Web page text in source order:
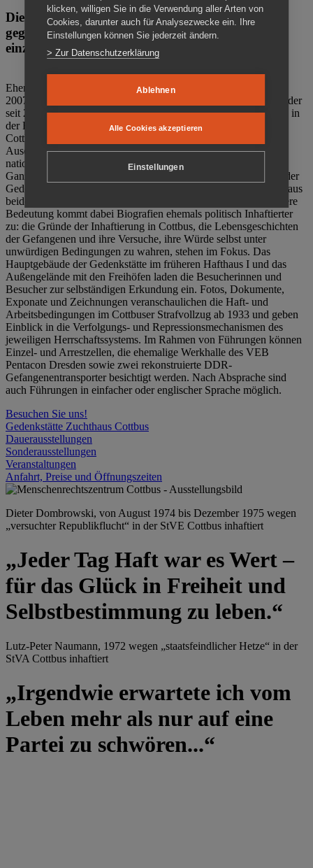
Die Gedenkstätte Zuchthaus Cottbus ist ein Ort
gegen das Vergessen. Anschaulich, nah und
einzigartig.
Ehemalige politische Häftlinge der DDR gründeten im Oktober
2007 den Verein Menschenrechtszentrum Cottbus e. V. (MRZ), der
seit 2011 Eigentümer des ehemaligen Gefängnisses (1860-2002) in
der Bautzener Straße und Träger der Gedenkstätte Zuchthaus
Cottbus ist. Im Zentrum der Arbeit der Gedenkstätte steht die
Auseinandersetzung mit politischem Unrecht während der
nationalsozialistischen Terrorherrschaft und der SED-Diktatur.
Ganzjährig zeigen mehrere Dauer- und Sonderausstellungen in der
Gedenkstätte Zuchthaus Cottbus Beispiele politischen Unrechts aus
beiden deutschen Diktaturen des 20. Jahrhunderts. Eine besondere
Bedeutung kommt dabei Biografien ehemals politisch Inhaftierter
zu: die Gründe der Inhaftierung in Cottbus, die Lebensgeschichten
der Gefangenen und ihre Versuche, ihre Würde selbst unter
unwürdigen Bedingungen zu wahren, stehen im Fokus. Das
Hauptgebäude der Gedenkstätte im früheren Hafthaus I und das
Außengelände mit den Freihöfen laden die Besucherinnen und
Besucher zur selbständigen Erkundung ein. Fotos, Dokumente,
Exponate und Zeichnungen veranschaulichen die Haft- und
Arbeitsbedingungen im Cottbuser Strafvollzug ab 1933 und geben
Einblick in die Verfolgungs- und Repressionsmechanismen des
jeweiligen Herrschaftssystems. Im Rahmen von Führungen können
Einzel- und Arrestzellen, die ehemalige Werkhalle des VEB
Pentacon Dresden sowie zwei rekonstruierte DDR-
Gefangenentransporter besichtigt werden. Nach Absprache sind
auch Führungen in einfacher oder englischer Sprache möglich.
Besuchen Sie uns!
Gedenkstätte Zuchthaus Cottbus
Dauerausstellungen
Sonderausstellungen
Veranstaltungen
Anfahrt, Preise und Öffnungszeiten
Dieter Dombrowski, von August 1974 bis Dezember 1975 wegen
„versuchter Republikflucht“ in der StVE Cottbus inhaftiert
„Jeder Tag Haft war es Wert –
für das Glück in Freiheit und
Selbstbestimmung zu leben.“
Lutz-Peter Naumann, 1972 wegen „staatsfeindlicher Hetze“ in der
StVA Cottbus inhaftiert
„Irgendwie erwartete ich vom
Leben mehr als nur auf eine
Partei zu schwören...“
klicken, willigen Sie in die Verwendung aller Arten von
Cookies, darunter auch für Analysezwecke ein. Ihre
Einstellungen können Sie jederzeit ändern.
> Zur Datenschutzerklärung
Ablehnen
Alle Cookies akzeptieren
Einstellungen